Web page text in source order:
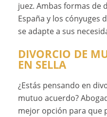
juez. Ambas formas de
España y los cónyuges
se adapte a sus
DIVORCIO DE
EN SELLA
¿Estás pensando en
mutuo acuerdo?
mejor opción para que